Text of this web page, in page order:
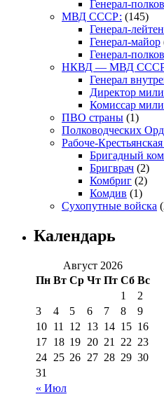
Генерал-
МВД СССР: (145)
Генерал-
Генерал-майор
Генерал-
НКВД — МВД
Генерал
Директор
Комиссар
ПВО страны (1)
Полководческих
Рабоче-
Бригадный
Бригврач (2)
Комбриг (2)
Комдив (1)
Сухопутные войска
Календарь
Август 2026
Пн Вт Ср Чт Пт Сб Вс
« Июл
1
2
3
4 5 6 7 8
9
10 11 12 13 14 15 16
17 18 19 20 21 22 23
24 25 26 27 28 29 30
31